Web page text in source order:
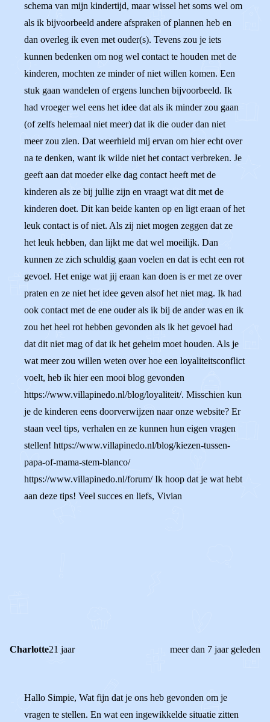
schema van mijn kindertijd, maar wissel het soms wel om
als ik bijvoorbeeld andere afspraken of plannen heb en
dan overleg ik even met ouder(s). Tevens zou je iets
kunnen bedenken om nog wel contact te houden met de
kinderen, mochten ze minder of niet willen komen. Een
stuk gaan wandelen of ergens lunchen bijvoorbeeld. Ik
had vroeger wel eens het idee dat als ik minder zou gaan
(of zelfs helemaal niet meer) dat ik die ouder dan niet
meer zou zien. Dat weerhield mij ervan om hier echt over
na te denken, want ik wilde niet het contact verbreken. Je
geeft aan dat moeder elke dag contact heeft met de
kinderen als ze bij jullie zijn en vraagt wat dit met de
kinderen doet. Dit kan beide kanten op en ligt eraan of het
leuk contact is of niet. Als zij niet mogen zeggen dat ze
het leuk hebben, dan lijkt me dat wel moeilijk. Dan
kunnen ze zich schuldig gaan voelen en dat is echt een rot
gevoel. Het enige wat jij eraan kan doen is er met ze over
praten en ze niet het idee geven alsof het niet mag. Ik had
ook contact met de ene ouder als ik bij de ander was en ik
zou het heel rot hebben gevonden als ik het gevoel had
dat dit niet mag of dat ik het geheim moet houden. Als je
wat meer zou willen weten over hoe een loyaliteitsconflict
voelt, heb ik hier een mooi blog gevonden
https://www.villapinedo.nl/blog/loyaliteit/. Misschien kun
je de kinderen eens doorverwijzen naar onze website? Er
staan veel tips, verhalen en ze kunnen hun eigen vragen
stellen! https://www.villapinedo.nl/blog/kiezen-tussen-
papa-of-mama-stem-blanco/
https://www.villapinedo.nl/forum/ Ik hoop dat je wat hebt
aan deze tips! Veel succes en liefs, Vivian
Charlotte21 jaar meer dan 7 jaar geleden
Hallo Simpie, Wat fijn dat je ons heb gevonden om je
vragen te stellen. En wat een ingewikkelde situatie zitten